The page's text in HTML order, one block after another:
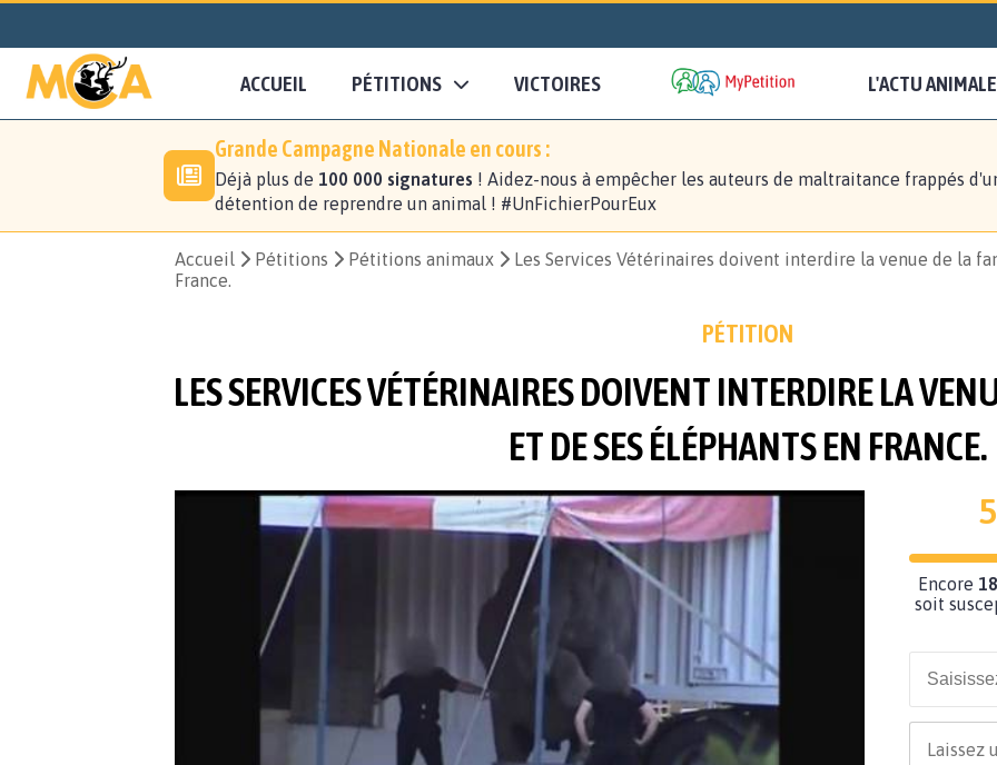
ACCUEIL PÉTITIONS VICTOIRES L'ACTU ANIMALE
Grande Campagne Nationale en cours :
Déjà plus de 100 000 signatures ! Aidez-nous à empêcher les auteurs de maltraitance frappés
détention de reprendre un animal ! #UnFichierPourEux
Accueil Pétitions Pétitions animaux
Les Services Vétérinaires doivent interdire la venue de la
France.
PÉTITION
LES SERVICES VÉTÉRINAIRES DOIVENT INTERDIRE LA
ET DE SES ÉLÉPHANTS EN FRANCE.
Encore
soit